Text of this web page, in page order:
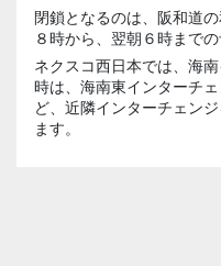
閉鎖となるのは、阪和道
８時から、翌朝６時までの
ネクスコ西日本では、海
時は、海南東インターチ
ど、近隣インターチェン
ます。